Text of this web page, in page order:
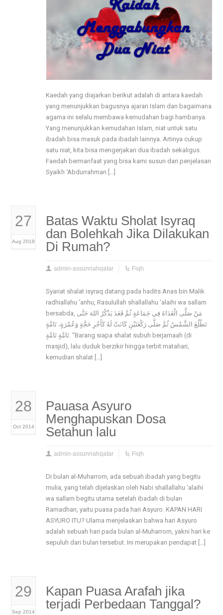
Kaedah yang diajarkan berikut adalah di antara kaedah
yang menunjukkan bagusnya ajaran Islam dan bagaimana
agama ini selalu membawa kemudahan bagi hambanya.
Yang menunjukkan kemudahan Islam, niat untuk satu
ibadah bisa masuk pada ibadah lainnya. Artinya cukup
satu niat, kita bisa mengerjakan dua ibadah sekaligus.
Faedah bermanfaat yang bisa kami susun dari penjelasan
Syaikh ‘Abdurrahman […]
27
Aug 2018
Batas Waktu Sholat Isyraq
dan Bolehkah Jika Dilakukan
Di Rumah?
admin-assunnahqatar Fiqh
Syariat shalat isyraq datang pada hadits Anas bin Malik
radhiallahu ‘anhu, Rasulullah shallallahu ‘alaihi wa sallam
bersabda, مَنْ صَلَّى الْغَدَاةَ فِي جَمَاعَةٍ ثُمَّ قَعَدَ يَذْكُرُ اللهَ حَتَّى
تَطْلُعَ الشَّمْسُ ثُمَّ صَلَّى رَكْعَتَيْنِ كَانَتْ لَهُ كَأَجْرِ حَجَّةٍ وَعُمْرَةٍ، تَامَّةٍ
تَامَّةٍ تَامَّةٍ. “Barang siapa shalat subuh berjamaah (di
masjid), lalu duduk berzikir hingga terbit matahari,
kemudian shalat […]
28
Oct 2014
Pauasa Asyuro
Menghapuskan Dosa
Setahun lalu
admin-assunnahqatar Fiqh
Di bulan al-Muharrom, ada sebuah ibadah yang begitu
mulia, yang telah dijelaskan oleh Nabi shallallahu ‘alaihi
wa sallam begitu utama setelah ibadah di bulan
Ramadhan, yaitu puasa pada hari Asyuro. KAPAN HARI
ASYURO ITU? Ulama menjelaskan bahwa hari Asyuro
adalah sebuah hari pada bulan al-Muharrom, yakni hari ke
sepuluh dari bulan tersebut. Ini merupakan pendapat […]
29
Sep 2014
Kapan Puasa Arafah jika
terjadi Perbedaan Tanggal?